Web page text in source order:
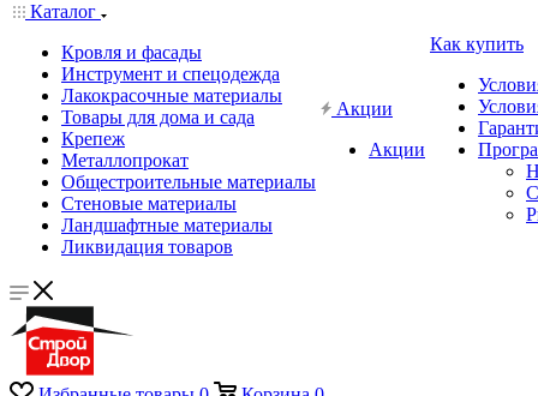
Каталог
Кровля и фасады
Инструмент и спецодежда
Лакокрасочные материалы
Товары для дома и сада
Крепеж
Металлопрокат
Общестроительные материалы
Стеновые материалы
Ландшафтные материалы
Ликвидация товаров
Акции
Акции
Как купить